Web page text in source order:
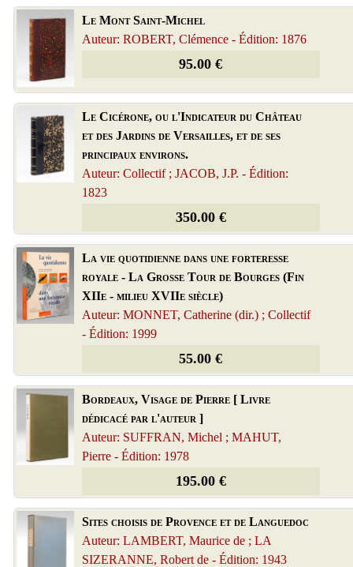
Le Mont Saint-Michel
Auteur: ROBERT, Clémence - Édition: 1876
95.00 €
Le Cicérone, ou l'Indicateur du Château
et des Jardins de Versailles, et de ses
principaux environs.
Auteur: Collectif ; JACOB, J.P. - Édition:
1823
350.00 €
La vie quotidienne dans une forteresse
royale - La Grosse Tour de Bourges (Fin
XIIe - milieu XVIIe siècle)
Auteur: MONNET, Catherine (dir.) ; Collectif
- Édition: 1999
55.00 €
Bordeaux, Visage de Pierre [ Livre
dédicacé par l'auteur ]
Auteur: SUFFRAN, Michel ; MAHUT,
Pierre - Édition: 1978
195.00 €
Sites choisis de Provence et de Languedoc
Auteur: LAMBERT, Maurice de ; LA
SIZERANNE, Robert de - Édition: 1943